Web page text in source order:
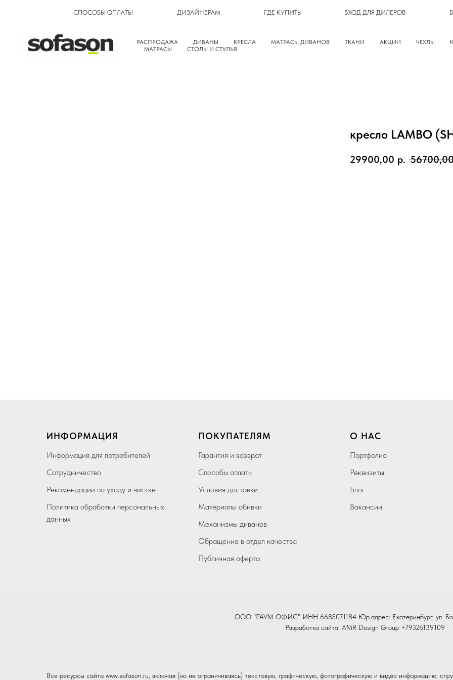
СПОСОБЫ ОПЛАТЫ ДИЗАЙНЕРАМ ГДЕ КУПИТЬ ВХОД ДЛЯ ДИЛЕРОВ
РАСПРОДАЖА ДИВАНЫ КРЕСЛА МАТРАСЫ ДИВАНОВ ТКАНИ АКЦИИ ЧЕХЛЫ
МАТРАСЫ
СТОЛЫ И СТУЛЬЯ
кресло LAMBO
29900,00 р.
ИНФОРМАЦИЯ
Информация для потребителей
Сотрудничество
Рекомендации по уходу и чистке
Политика обработки персональных
данных
ПОКУПАТЕЛЯМ
Гарантия и возврат
Способы оплаты
Условия доставки
Материалы обивки
Механизмы диванов
Обращение в отдел качества
Публичная оферта
О НАС
Портфолио
Реквизиты
Блог
Вакансии
ООО "РАУМ ОФИС" ИНН 6685071184 Юр.адрес: Екатеринбург, ул.
Разработка сайта: AMR Design Group +79326139109
Все ресурсы сайта www.sofason.ru, включая (но не ограничиваясь) текстовую, графическую, фотографическую и видео информацию,